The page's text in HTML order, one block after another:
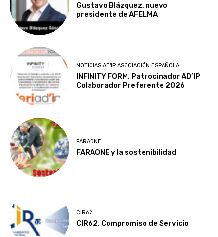
Gustavo Blázquez, nuevo
presidente de AFELMA
NOTICIAS AD'IP ASOCIACIÓN ESPAÑOLA
INFINITY FORM, Patrocinador AD’IP
Colaborador Preferente 2026
FARAONE
FARAONE y la sostenibilidad
CIR62
CIR62, Compromiso de Servicio